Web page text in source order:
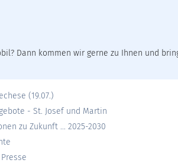
Dann kommen wir gerne zu Ihnen und
(19.07.)
- St. Josef und Martin
zu Zukunft ... 2025-2030